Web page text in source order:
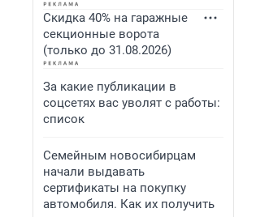
Скидка 40% на гаражные
секционные ворота
(только до 31.08.2026)
За какие публикации в
соцсетях вас уволят с работы:
список
Семейным новосибирцам
начали выдавать
сертификаты на покупку
автомобиля. Как их получить